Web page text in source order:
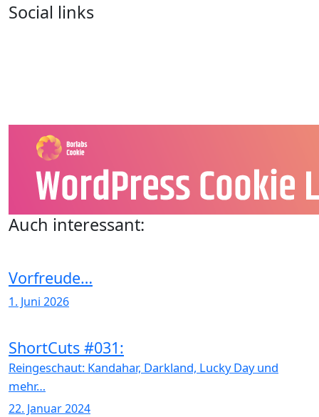
Social links
Auch interessant:
Vorfreude…
1. Juni 2026
ShortCuts #031:
Reingeschaut: Kandahar, Darkland, Lucky Day und
mehr…
22. Januar 2024